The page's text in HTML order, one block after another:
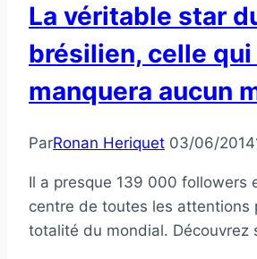
La véritable star
brésilien, celle qui
manquera aucun
ParRonan Heriquet 03/06/2014
Il a presque 139 000 followers
centre de toutes les attentions
totalité du mondial. Découvrez